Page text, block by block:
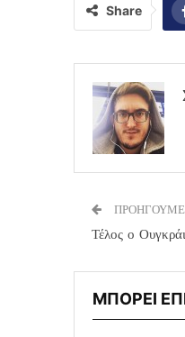
Share
Τέλος ο
ΜΠΟΡΕΙ